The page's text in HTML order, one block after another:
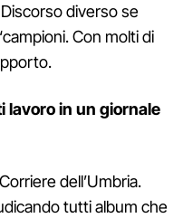
diverso se
Con molti di
lavoro in un giornale
dell’Umbria.
tutti album che